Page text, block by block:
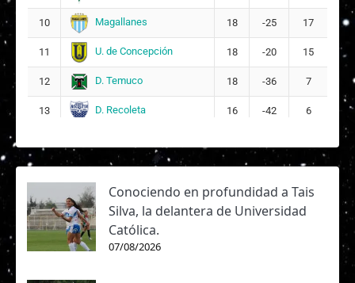
10 Magallanes 18 -25 17
11 U. de Concepción 18 -20 15
12 D. Temuco 18 -36 7
13 D. Recoleta 16 -42 6
Conociendo en profundidad a Tais
Silva, la delantera de Universidad
Católica.
07/08/2026